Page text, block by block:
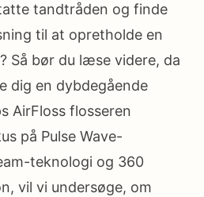
tandtråden og finde
til at opretholde en
Så bør du læse videre, da
dig en dybdegående
AirFloss flosseren
på Pulse Wave-
teknologi og 360
vil vi undersøge, om